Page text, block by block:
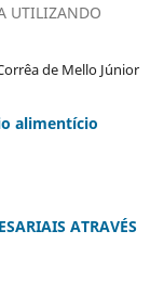
UTILIZANDO
de Mello Júnior
alimentício
ATRAVÉS